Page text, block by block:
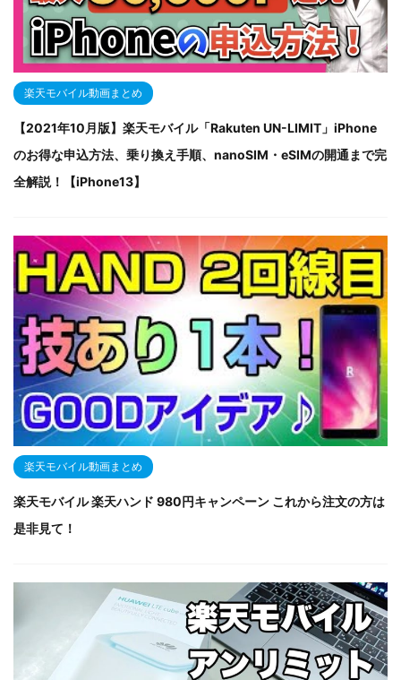
楽天モバイル動画まとめ
【2021年10月版】楽天モバイル「Rakuten UN-LIMIT」iPhone
のお得な申込方法、乗り換え手順、nanoSIM・eSIMの開通まで完
全解説！【iPhone13】
楽天モバイル動画まとめ
楽天モバイル 楽天ハンド 980円キャンペーン これから注文の方は
是非見て！